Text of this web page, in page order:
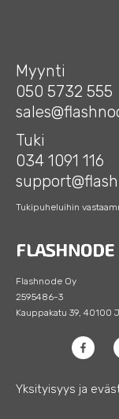
Myynti
050 5732 555
Tuki
034 1091 116
Tukipuheluihin
Flashnode Oy
2595486-3
Kauppakatu 39, 40100
Yksityisyys ja